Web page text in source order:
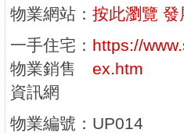
物業網站 ： 按此瀏覽
一手住宅
物業銷售
資訊網
： https://
ex.htm
物業編號 ： UP014